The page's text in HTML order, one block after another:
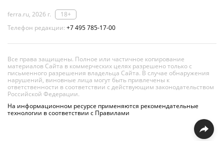
ferra.ru, 2026 г.
18+
Телефон редакции: +7 495 785-17-00
Все права защищены. Полное или частичное копирование
материалов Сайта в коммерческих целях разрешено только с
письменного разрешения владельца Сайта. В случае обнаружения
нарушений, виновные лица могут быть привлечены к
ответственности в соответствии с действующим законодательством
Российской Федерации.
На информационном ресурсе применяются рекомендательные
технологии в соответствии с Правилами